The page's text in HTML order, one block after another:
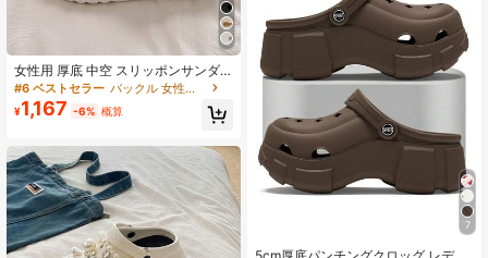
女性用 厚底 中空 スリッポンサンダ
ル、3cmプラットフォーム、閉じた
つま先、ビーチ、アウトドア、無地
カラー ガーデンシューズ、夏
#6 ベストセラー バックル 女性のクロッグ
¥1,167 -6% 概算
7